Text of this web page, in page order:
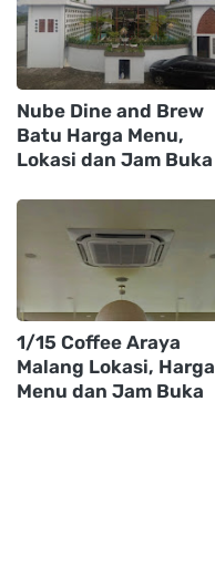
Nube Dine and Brew
Batu Harga Menu,
Lokasi dan Jam Buka
1/15 Coffee Araya
Malang Lokasi, Harga
Menu dan Jam Buka